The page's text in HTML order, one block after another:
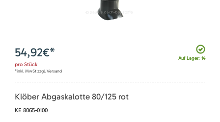
Auf Lager: 14
54,92€*
pro Stück
*inkl. MwSt zzgl. Versand
Klöber Abgaskalotte 80/125 rot
KE 8065-0100